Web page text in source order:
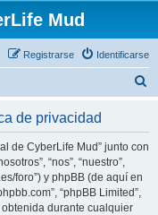
Mud
Identificarse
Registrarse
de privacidad
de CyberLife Mud” junto con
“nos”, “nuestro”,
foro”) y phpBB (de aquí en
“phpBB Limited”,
durante cualquier